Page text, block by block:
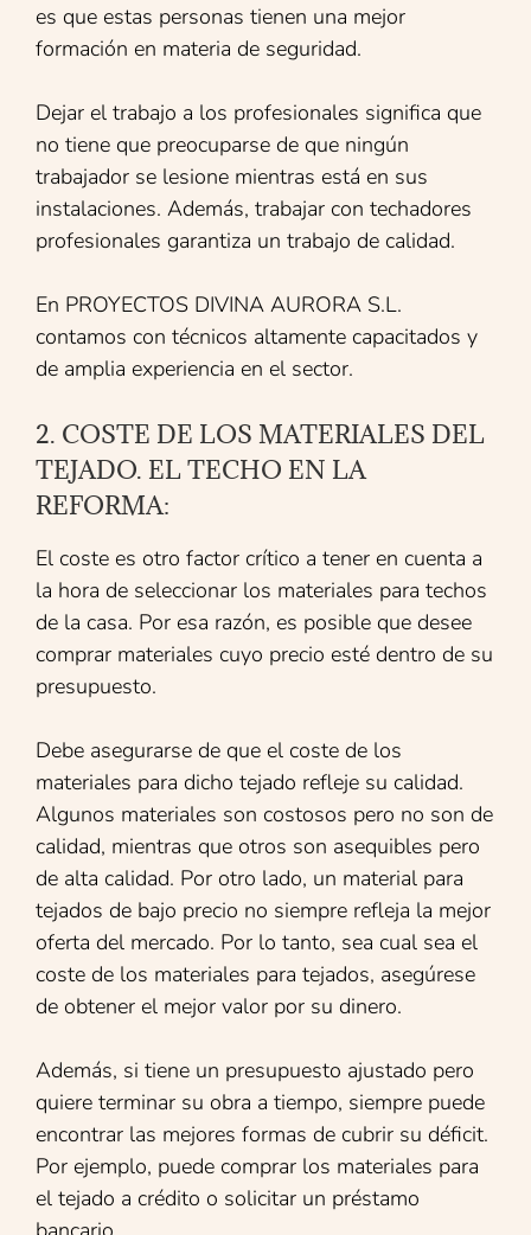
es que estas personas tienen una mejor
formación en materia de seguridad.
Dejar el trabajo a los profesionales significa que
no tiene que preocuparse de que ningún
trabajador se lesione mientras está en sus
instalaciones. Además, trabajar con techadores
profesionales garantiza un trabajo de calidad.
En PROYECTOS DIVINA AURORA S.L.
contamos con técnicos altamente capacitados y
de amplia experiencia en el sector.
2. COSTE DE LOS MATERIALES DEL
TEJADO. EL TECHO EN LA
REFORMA:
El coste es otro factor crítico a tener en cuenta a
la hora de seleccionar los materiales para techos
de la casa. Por esa razón, es posible que desee
comprar materiales cuyo precio esté dentro de su
presupuesto.
Debe asegurarse de que el coste de los
materiales para dicho tejado refleje su calidad.
Algunos materiales son costosos pero no son de
calidad, mientras que otros son asequibles pero
de alta calidad. Por otro lado, un material para
tejados de bajo precio no siempre refleja la mejor
oferta del mercado. Por lo tanto, sea cual sea el
coste de los materiales para tejados, asegúrese
de obtener el mejor valor por su dinero.
Además, si tiene un presupuesto ajustado pero
quiere terminar su obra a tiempo, siempre puede
encontrar las mejores formas de cubrir su déficit.
Por ejemplo, puede comprar los materiales para
el tejado a crédito o solicitar un préstamo